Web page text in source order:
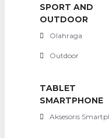
SPORT AND
OUTDOOR
Olahraga
Outdoor
TABLET
SMARTPHONE
Aksesoris